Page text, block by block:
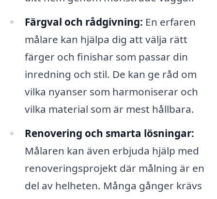
Färgval och rådgivning: En erfaren
målare kan hjälpa dig att välja rätt
färger och finishar som passar din
inredning och stil. De kan ge råd om
vilka nyanser som harmoniserar och
vilka material som är mest hållbara.
Renovering och smarta lösningar:
Målaren kan även erbjuda hjälp med
renoveringsprojekt där målning är en
del av helheten. Många gånger krävs